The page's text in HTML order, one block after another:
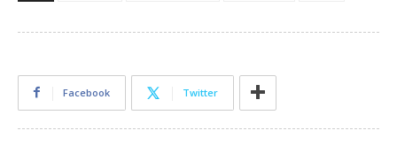
Facebook Twitter